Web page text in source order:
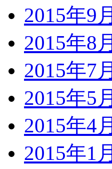
2015年9月
2015年8月
2015年7月
2015年5月
2015年4月
2015年1月